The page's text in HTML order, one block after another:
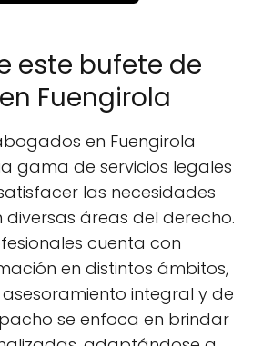
este bufete de
Fuengirola
en Fuengirola
gama de servicios legales
las necesidades
diversas áreas del derecho.
cuenta con
en distintos ámbitos,
integral y de
se enfoca en brindar